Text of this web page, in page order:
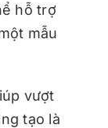
hỗ trợ
mẫu
vượt
tạo là